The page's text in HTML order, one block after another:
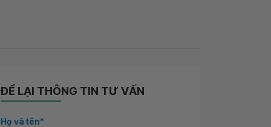
ĐỂ LẠI THÔNG TIN TƯ VẤN
Họ và tên*